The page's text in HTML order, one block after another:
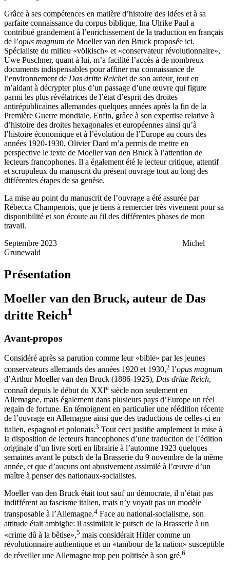
Grâce à ses compétences en matière d’histoire des idées et à sa
parfaite connaissance du corpus biblique, Ina Ulrike Paul a
contribué grandement à l’enrichissement de la traduction en français
de l’opus magnum de Moeller van den Bruck proposée ici.
Spécialiste du milieu «völkisch» et «conservateur révolutionnaire»,
Uwe Puschner, quant à lui, m’a facilité l’accès à de nombreux
documents indispensables pour affiner ma connaissance de
l’environnement de Das dritte Reichet de son auteur, tout en
m’aidant à décrypter plus d’un passage d’une œuvre qui figure
parmi les plus révélatrices de l’état d’esprit des droites
antirépublicaines allemandes quelques années après la fin de la
Première Guerre mondiale. Enfin, grâce à son expertise relative à
d’histoire des droites hexagonales et européennes ainsi qu’à
l’histoire économique et à l’évolution de l’Europe au cours des
années 1920-1930, Olivier Dard m’a permis de mettre en
perspective le texte de Moeller van den Bruck à l’attention de
lecteurs francophones. Il a également été le lecteur critique, attentif
et scrupuleux du manuscrit du présent ouvrage tout au long des
différentes étapes de sa genèse.
La mise au point du manuscrit de l’ouvrage a été assurée par
Rébecca Champenois, que je tiens à remercier très vivement pour sa
disponibilité et son écoute au fil des différentes phases de mon
travail.
Septembre 2023 Michel
Grunewald
Présentation
Moeller van den Bruck, auteur de Das
dritte Reich1
Avant-propos
Considéré après sa parution comme leur «bible» par les jeunes
conservateurs allemands des années 1920 et 1930,2 l’opus magnum
d’Arthur Moeller van den Bruck (1886-1925), Das dritte Reich,
connaît depuis le début du XXIe siècle non seulement en
Allemagne, mais également dans plusieurs pays d’Europe un réel
regain de fortune. En témoignent en particulier une réédition récente
de l’ouvrage en Allemagne ainsi que des traductions de celles-ci en
italien, espagnol et polonais.3 Tout ceci justifie amplement la mise à
la disposition de lecteurs francophones d’une traduction de l’édition
originale d’un livre sorti en librairie à l’automne 1923 quelques
semaines avant le putsch de la Brasserie du 9 novembre de la même
année, et que d’aucuns ont abusivement assimilé à l’œuvre d’un
maître à penser des nationaux-socialistes.
Moeller van den Bruck était tout sauf un démocrate, il n’était pas
indifférent au fascisme italien, mais n’y voyait pas un modèle
transposable à l’Allemagne.4 Face au national-socialisme, son
attitude était ambigüe: il assimilait le putsch de la Brasserie à un
«crime dû à la bêtise»,5 mais considérait Hitlercomme un
révolutionnaire authentique et un «tambour de la nation» susceptible
de réveiller une Allemagne trop peu politisée à son gré.6